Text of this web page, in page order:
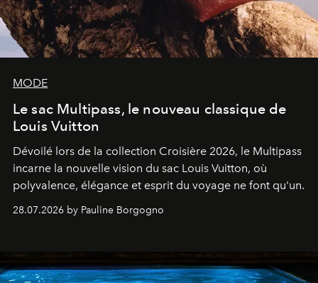
MODE
Le sac Multipass, le nouveau classique de
Louis Vuitton
Dévoilé lors de la collection Croisière 2026, le Multipass
incarne la nouvelle vision du sac Louis Vuitton, où
polyvalence, élégance et esprit du voyage ne font qu'un.
28.07.2026 by Pauline Borgogno